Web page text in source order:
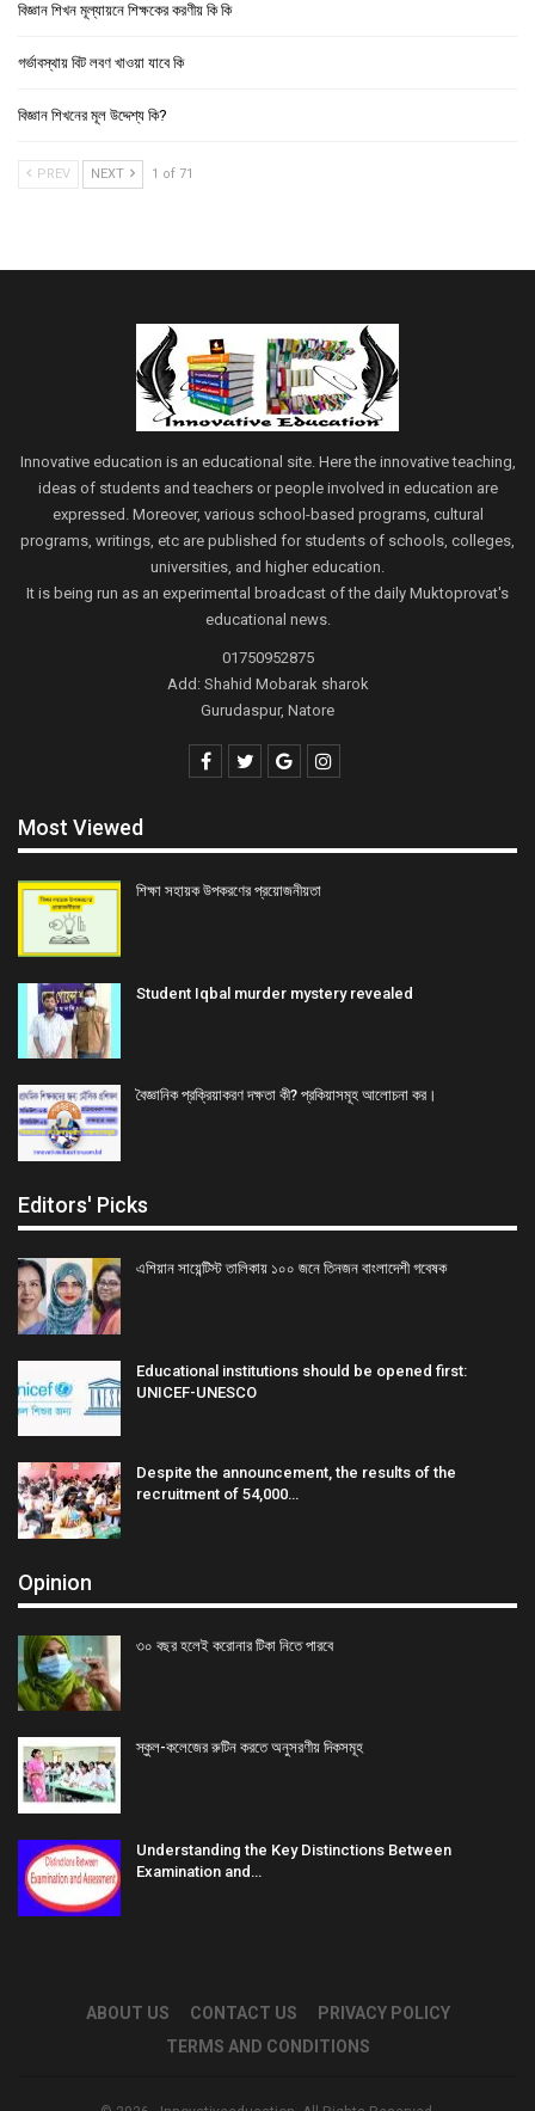
বিজ্ঞান শিখন মূল্যায়নে শিক্ষকের করণীয় কি কি
গর্ভাবস্থায় বিট লবণ খাওয়া যাবে কি
বিজ্ঞান শিখনের মূল উদ্দেশ্য কি?
PREV NEXT 1 of 71
Innovative education is an educational site. Here the innovative teaching,
ideas of students and teachers or people involved in education are
expressed. Moreover, various school-based programs, cultural
programs, writings, etc are published for students of schools, colleges,
universities, and higher education.
It is being run as an experimental broadcast of the daily Muktoprovat's
educational news.
01750952875
Add: Shahid Mobarak sharok
Gurudaspur, Natore
Most Viewed
শিক্ষা সহায়ক উপকরণের প্রয়োজনীয়তা
Student Iqbal murder mystery revealed
বৈজ্ঞানিক প্রক্রিয়াকরণ দক্ষতা কী? প্রকিয়াসমূহ আলোচনা কর।
Editors' Picks
এশিয়ান সায়েন্টিস্ট তালিকায় ১০০ জনে তিনজন বাংলাদেশী গবেষক
Educational institutions should be opened first:
UNICEF-UNESCO
Despite the announcement, the results of the
recruitment of 54,000…
Opinion
৩০ বছর হলেই করোনার টিকা নিতে পারবে
স্কুল-কলেজের রুটিন করতে অনুসরণীয় দিকসমূহ
Understanding the Key Distinctions Between
Examination and…
ABOUT US CONTACT US
PRIVACY POLICY
TERMS AND CONDITIONS